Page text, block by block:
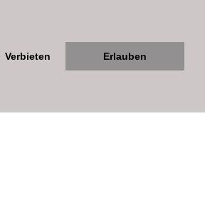
Verbieten Erlauben